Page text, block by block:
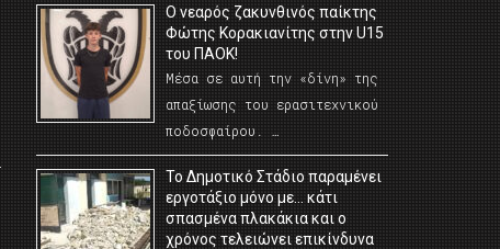
O νεαρός ζακυνθινός παίκτης
Φώτης Κορακιανίτης στην U15
του ΠΑΟΚ!
Μέσα σε αυτή την «δίνη» της
απαξίωσης του ερασιτεχνικού
ποδοσφαίρου. …
Το Δημοτικό Στάδιο παραμένει
εργοτάξιο μόνο με… κάτι
σπασμένα πλακάκια και ο
χρόνος τελειώνει επικίνδυνα